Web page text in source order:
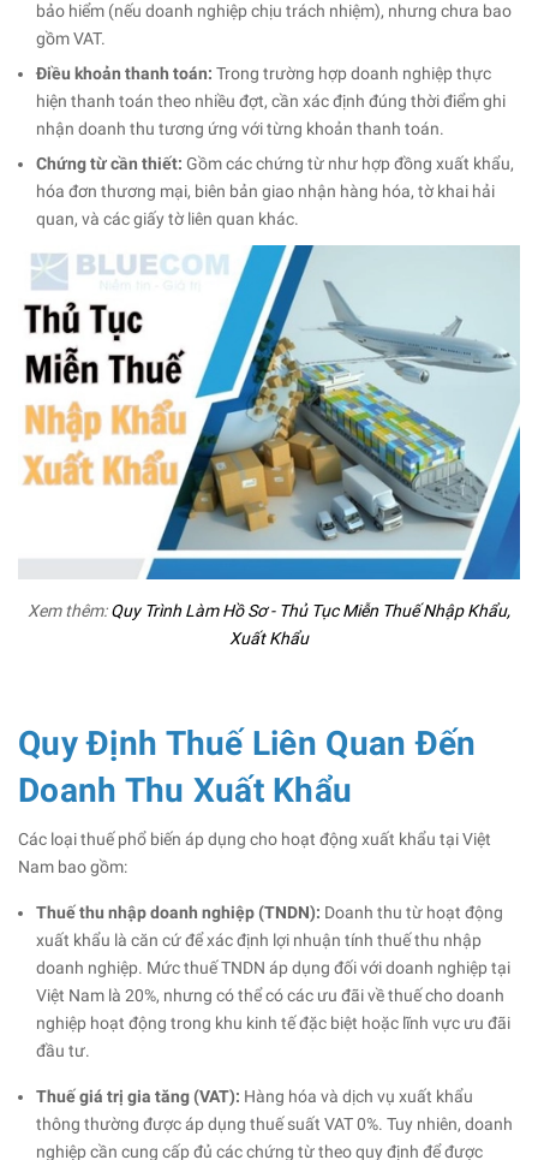
bảo hiểm (nếu doanh nghiệp chịu trách nhiệm), nhưng chưa bao
gồm VAT.
Điều khoản thanh toán: Trong trường hợp doanh nghiệp thực
hiện thanh toán theo nhiều đợt, cần xác định đúng thời điểm ghi
nhận doanh thu tương ứng với từng khoản thanh toán.
Chứng từ cần thiết: Gồm các chứng từ như hợp đồng xuất khẩu,
hóa đơn thương mại, biên bản giao nhận hàng hóa, tờ khai hải
quan, và các giấy tờ liên quan khác.
Xem thêm:Quy Trình Làm Hồ Sơ - Thủ Tục Miễn Thuế Nhập Khẩu,
Xuất Khẩu
Quy Định Thuế Liên Quan Đến
Doanh Thu Xuất Khẩu
Các loại thuế phổ biến áp dụng cho hoạt động xuất khẩu tại Việt
Nam bao gồm:
Thuế thu nhập doanh nghiệp (TNDN): Doanh thu từ hoạt động
xuất khẩu là căn cứ để xác định lợi nhuận tính thuế thu nhập
doanh nghiệp. Mức thuế TNDN áp dụng đối với doanh nghiệp tại
Việt Nam là 20%, nhưng có thể có các ưu đãi về thuế cho doanh
nghiệp hoạt động trong khu kinh tế đặc biệt hoặc lĩnh vực ưu đãi
đầu tư.
Thuế giá trị gia tăng (VAT): Hàng hóa và dịch vụ xuất khẩu
thông thường được áp dụng thuế suất VAT 0%. Tuy nhiên, doanh
nghiệp cần cung cấp đủ các chứng từ theo quy định để được